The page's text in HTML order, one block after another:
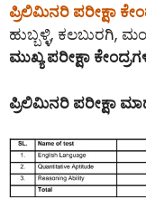
ಪ್ರಿಲಿಮಿನರಿ ಪರೀಕ್ಷಾ
ಹುಬ್ಬಳ್ಳಿ, ಕಲಬುರಗಿ,
ಮುಖ್ಯ ಪರೀಕ್ಷಾ
ಪ್ರಿಲಿಮಿನರಿ ಪರೀಕ್ಷಾ